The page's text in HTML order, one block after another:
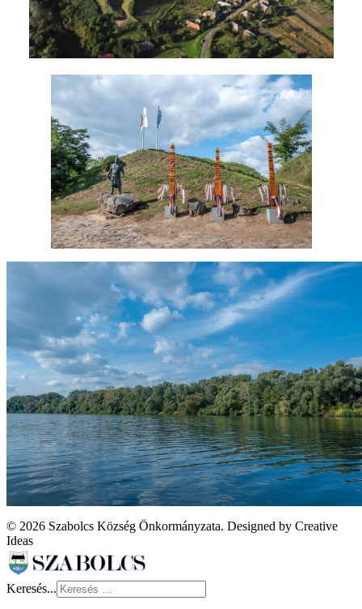
© 2026 Szabolcs Község Önkormányzata. Designed by Creative
Ideas
Keresés...